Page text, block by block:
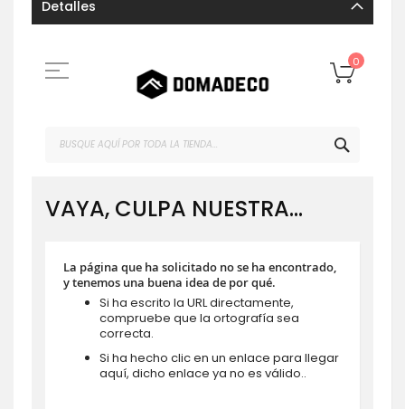
Detalles